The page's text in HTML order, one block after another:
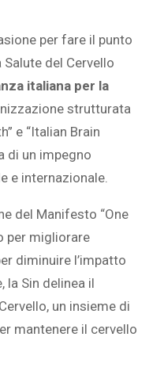
per fare il punto
del Cervello
italiana per la
strutturata
e “Italian Brain
di un impegno
e internazionale.
del Manifesto “One
per migliorare
diminuire l’impatto
la Sin delinea il
un insieme di
mantenere il cervello